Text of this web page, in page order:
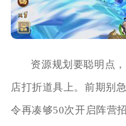
资源规划要聪明点
店打折道具上。前期别
令再凑够50次开启阵营